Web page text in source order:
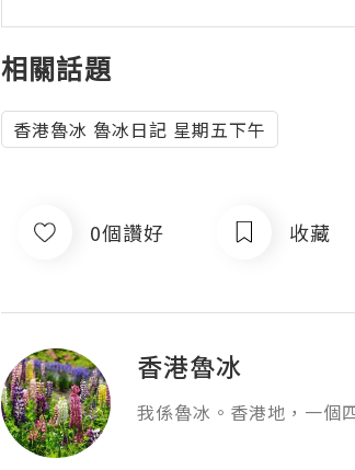
相關話題
香港魯冰 魯冰日記 星期五下午
0個讚好 收藏
香港魯冰
我係魯冰。香港地，一個